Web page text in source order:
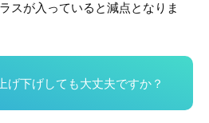
スが入っていると減点となりま
げ下げしても大丈夫ですか？